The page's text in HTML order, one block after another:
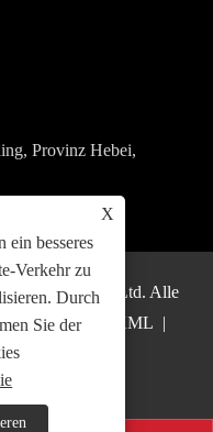
Provinz Hebei,
Goods Co., Ltd. Alle
| RSS XML |
X
ein besseres
Verkehr zu
Durch
Sie der